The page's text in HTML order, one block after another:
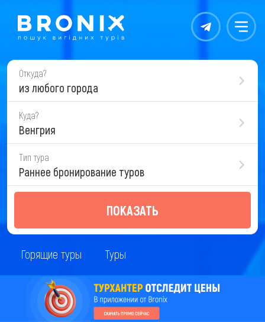
Контакты Меню
Откуда?
из любого города
Куда?
Венгрия
Тип тура
Раннее бронирование туров
ПОКАЗАТЬ
Горящие туры Туры